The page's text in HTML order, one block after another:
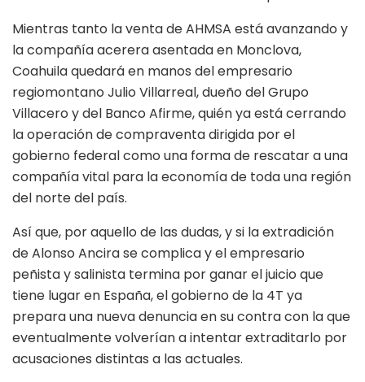
Mientras tanto la venta de AHMSA está avanzando y
la compañía acerera asentada en Monclova,
Coahuila quedará en manos del empresario
regiomontano Julio Villarreal, dueño del Grupo
Villacero y del Banco Afirme, quién ya está cerrando
la operación de compraventa dirigida por el
gobierno federal como una forma de rescatar a una
compañía vital para la economía de toda una región
del norte del país.
Así que, por aquello de las dudas, y si la extradición
de Alonso Ancira se complica y el empresario
peñista y salinista termina por ganar el juicio que
tiene lugar en España, el gobierno de la 4T ya
prepara una nueva denuncia en su contra con la que
eventualmente volverían a intentar extraditarlo por
acusaciones distintas a las actuales.